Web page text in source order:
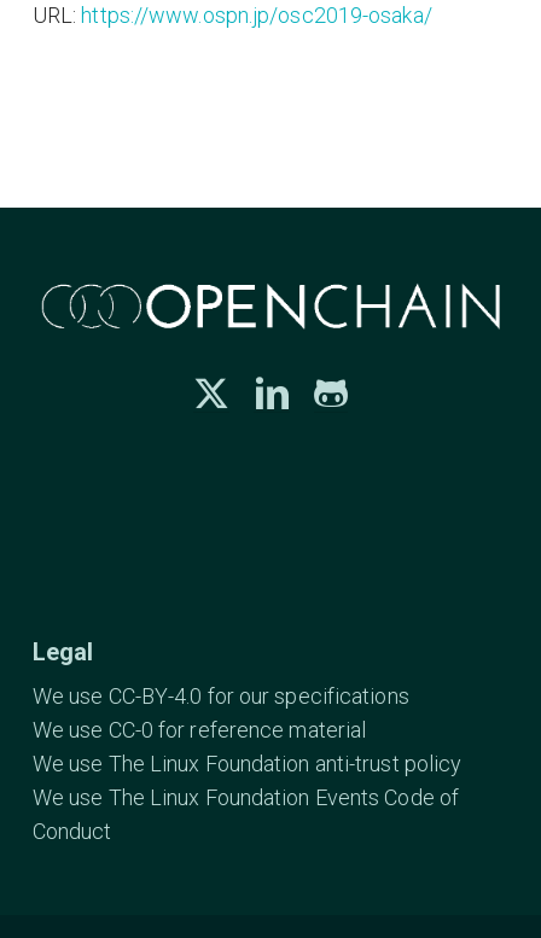
URL:https://www.ospn.jp/osc2019-osaka/
Legal
We use CC-BY-4.0 for our specifications
We use CC-0 for reference material
We use The Linux Foundation anti-trust policy
We use The Linux Foundation Events Code of
Conduct